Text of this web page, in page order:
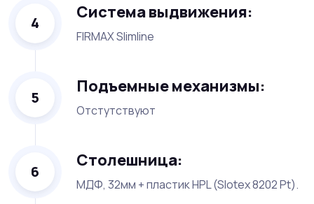
4
Система выдвижения:
FIRMAX Slimline
5
Подъемные механизмы:
Отстутствуют
6
Столешница:
МДФ, 32мм + пластик HPL (Slotex 8202 Pt).